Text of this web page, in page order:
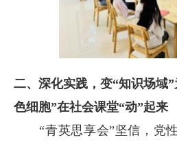
二、深化实践，变“知识场域
色细胞”在社会课堂“动”起来
“青英思享会”坚信，党